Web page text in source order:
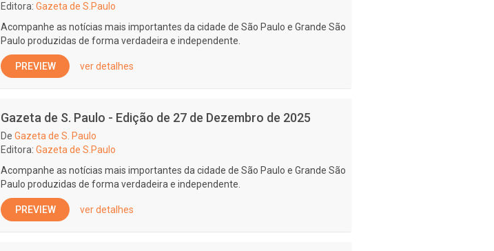
Editora: Gazeta de S.Paulo
Acompanhe as notícias mais importantes da cidade de São Paulo e Grande São
Paulo produzidas de forma verdadeira e independente.
PREVIEW ver detalhes
Gazeta de S. Paulo - Edição de 27 de Dezembro de 2025
De Gazeta de S. Paulo
Editora: Gazeta de S.Paulo
Acompanhe as notícias mais importantes da cidade de São Paulo e Grande São
Paulo produzidas de forma verdadeira e independente.
PREVIEW ver detalhes